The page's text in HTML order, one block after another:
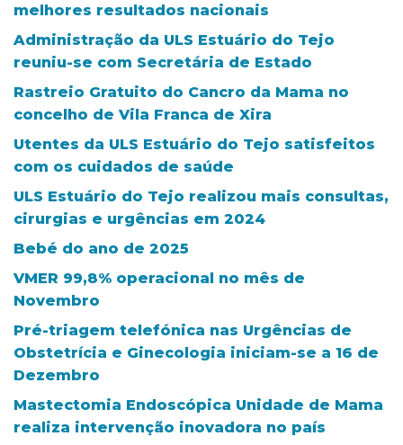
melhores resultados nacionais
Administração da ULS Estuário do Tejo
reuniu-se com Secretária de Estado
Rastreio Gratuito do Cancro da Mama no
concelho de Vila Franca de Xira
Utentes da ULS Estuário do Tejo satisfeitos
com os cuidados de saúde
ULS Estuário do Tejo realizou mais consultas,
cirurgias e urgências em 2024
Bebé do ano de 2025
VMER 99,8% operacional no mês de
Novembro
Pré-triagem telefónica nas Urgências de
Obstetrícia e Ginecologia iniciam-se a 16 de
Dezembro
Mastectomia Endoscópica Unidade de Mama
realiza intervenção inovadora no país